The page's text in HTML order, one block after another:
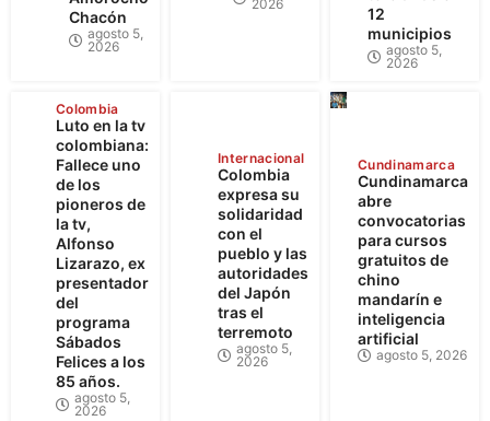
Chacón
agosto 5,
2026
2026
12
municipios
agosto 5,
2026
Colombia
Luto en la tv
colombiana:
Fallece uno
de los
pioneros de
la tv,
Alfonso
Lizarazo, ex
presentador
del
programa
Sábados
Felices a los
85 años.
agosto 5,
2026
Internacional
Colombia
expresa su
solidaridad
con el
pueblo y las
autoridades
del Japón
tras el
terremoto
agosto 5,
2026
Cundinamarca
Cundinamarca
abre
convocatorias
para cursos
gratuitos de
chino
mandarín e
inteligencia
artificial
agosto 5, 2026